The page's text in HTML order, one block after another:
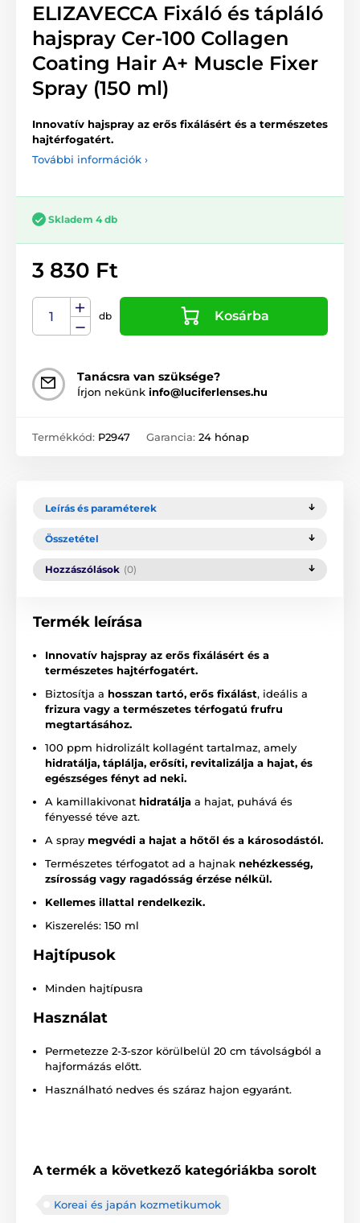
ELIZAVECCA Fixáló és tápláló
hajspray Cer-100 Collagen
Coating Hair A+ Muscle Fixer
Spray (150 ml)
Innovatív hajspray az erős fixálásért és a természetes
hajtérfogatért.
További információk ›
Skladem 4 db
3 830 Ft
db Kosárba
Tanácsra van szüksége?
Írjon nekünk info@luciferlenses.hu
Termékkód: P2947 Garancia: 24 hónap
Leírás és paraméterek
Összetétel
Hozzászólások (0)
Termék leírása
Innovatív hajspray az erős fixálásért és a
természetes hajtérfogatért.
Biztosítja a hosszan tartó, erős fixálást, ideális a
frizura vagy a természetes térfogatú frufru
megtartásához.
100 ppm hidrolizált kollagént tartalmaz, amely
hidratálja, táplálja, erősíti, revitalizálja a hajat, és
egészséges fényt ad neki.
A kamillakivonat hidratálja a hajat, puhává és
fényessé téve azt.
A spray megvédi a hajat a hőtől és a károsodástól.
Természetes térfogatot ad a hajnak nehézkesség,
zsírosság vagy ragadósság érzése nélkül.
Kellemes illattal rendelkezik.
Kiszerelés: 150 ml
Hajtípusok
Minden hajtípusra
Használat
Permetezze 2-3-szor körülbelül 20 cm távolságból a
hajformázás előtt.
Használható nedves és száraz hajon egyaránt.
A termék a következő kategóriákba sorolt
Koreai és japán kozmetikumok